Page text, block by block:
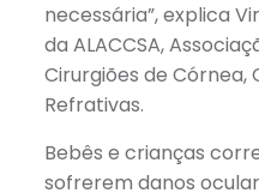
necessária”, explica
da ALACCSA,
Cirurgiões de Córnea,
Refrativas.
Bebês e crianças
sofrerem danos